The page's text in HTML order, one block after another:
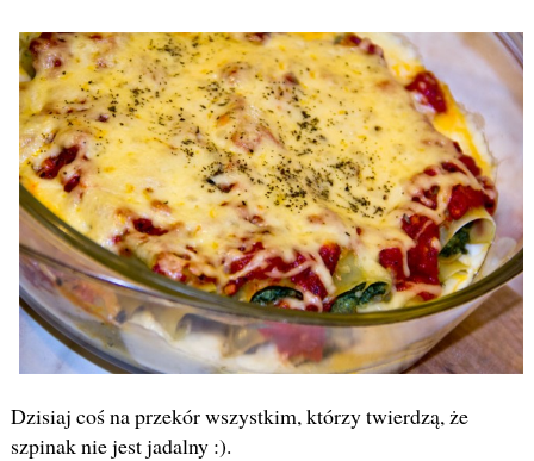
Dzisiaj coś na przekór wszystkim, którzy twierdzą, że
szpinak nie jest jadalny :).